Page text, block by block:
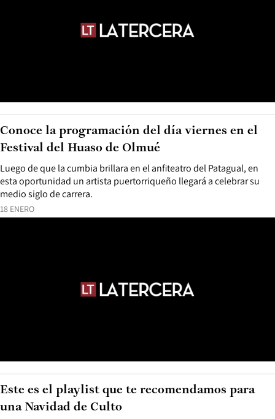
18 ENERO
Luego de que la cumbia brillara en el anfiteatro del Patagual, en
esta oportunidad un artista puertorriqueño llegará a celebrar su
medio siglo de carrera.
Conoce la programación del día viernes en el
Festival del Huaso de Olmué
Este es el playlist que te recomendamos para
una Navidad de Culto